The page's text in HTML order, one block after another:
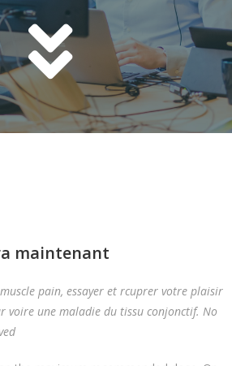
maintenant
pain, essayer et rcuprer votre plaisir
voire une maladie du tissu conjonctif. No